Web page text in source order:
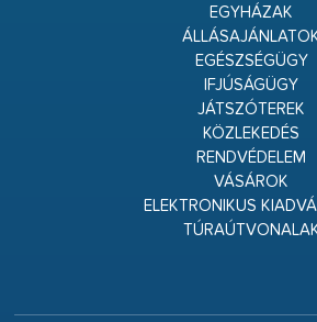
EGYHÁZAK
EGÉSZSÉGÜGY
IFJÚSÁGÜGY
JÁTSZÓTEREK
KÖZLEKEDÉS
RENDVÉDELEM
VÁSÁROK
ELEKTRONIKUS